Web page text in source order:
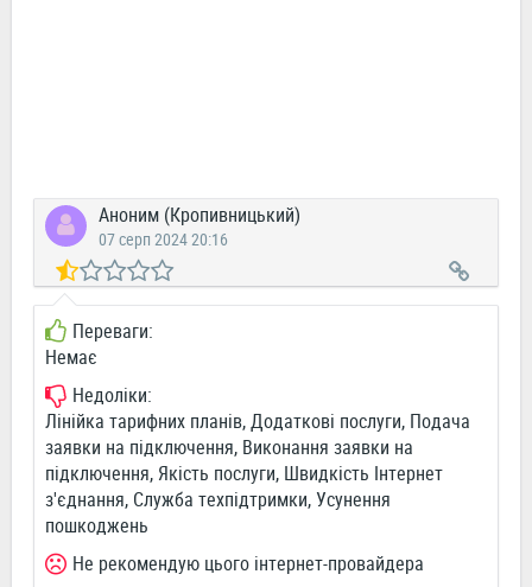
Аноним (Кропивницький)
07 серп 2024 20:16
Переваги:
Немає
Недоліки:
Лінійка тарифних планів, Додаткові послуги, Подача
заявки на підключення, Виконання заявки на
підключення, Якість послуги, Швидкість Інтернет
з'єднання, Служба техпідтримки, Усунення
пошкоджень
Не рекомендую цього інтернет-провайдера